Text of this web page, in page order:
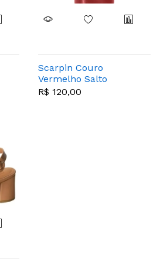
Scarpin Couro
Vermelho Salto
Quadrado
R$ 120,00